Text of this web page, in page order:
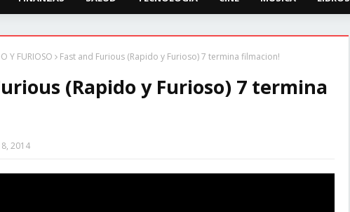
Y FURIOSO Fast and Furious (Rapido y Furioso) 7 termina filmacion!
(Rapido y Furioso) 7 termina
2014